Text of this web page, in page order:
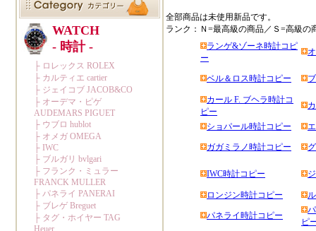
全部商品は未使用新品です。
ランク：Ｎ=最高級の商品／Ｓ=高級の
ランゲ&ゾーネ時計コピ
ー
ベル＆ロス時計コピー
カール F. ブヘラ時計コ
ピー
ショパール時計コピー
ガガミラノ時計コピー
IWC時計コピー
ロンジン時計コピー
パネライ時計コピー
ピ